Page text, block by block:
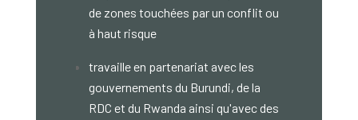
de zones touchées par un conflit ou
à haut risque
travaille en partenariat avec les
gouvernements du Burundi, de la
RDC et du Rwanda ainsi qu'avec des